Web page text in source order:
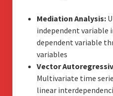
Mediation Analysis:
independent variable
dependent variable
variables
Vector
Multivariate time
linear